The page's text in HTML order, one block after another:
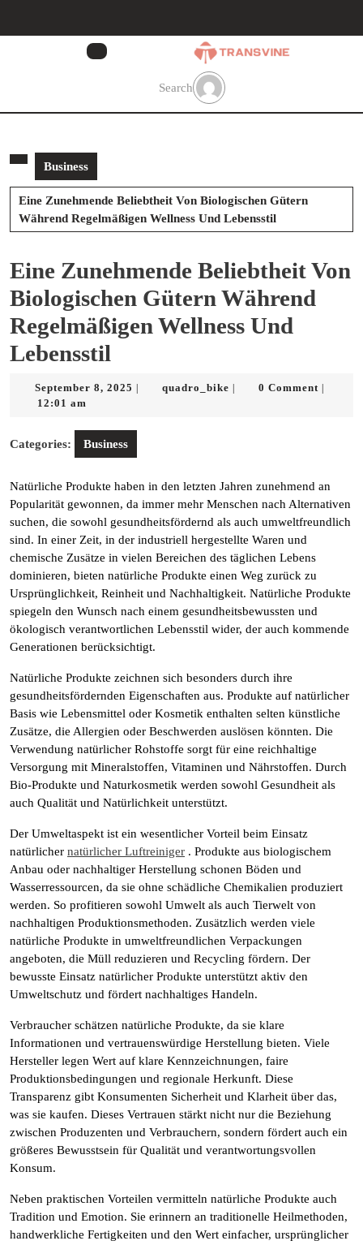
Search
Business
Eine Zunehmende Beliebtheit Von Biologischen Gütern
Während Regelmäßigen Wellness Und Lebensstil
Eine Zunehmende Beliebtheit Von
Biologischen Gütern Während
Regelmäßigen Wellness Und
Lebensstil
September 8, 2025 Septemberquadro_bike quadro_bike
0 Comment
12:01 am
Categories: Business
Natürliche Produkte haben in den letzten Jahren zunehmend an
Popularität gewonnen, da immer mehr Menschen nach Alternativen
suchen, die sowohl gesundheitsfördernd als auch umweltfreundlich
sind. In einer Zeit, in der industriell hergestellte Waren und
chemische Zusätze in vielen Bereichen des täglichen Lebens
dominieren, bieten natürliche Produkte einen Weg zurück zu
Ursprünglichkeit, Reinheit und Nachhaltigkeit. Natürliche Produkte
spiegeln den Wunsch nach einem gesundheitsbewussten und
ökologisch verantwortlichen Lebensstil wider, der auch kommende
Generationen berücksichtigt.
Natürliche Produkte zeichnen sich besonders durch ihre
gesundheitsfördernden Eigenschaften aus. Produkte auf natürlicher
Basis wie Lebensmittel oder Kosmetik enthalten selten künstliche
Zusätze, die Allergien oder Beschwerden auslösen könnten. Die
Verwendung natürlicher Rohstoffe sorgt für eine reichhaltige
Versorgung mit Mineralstoffen, Vitaminen und Nährstoffen. Durch
Bio-Produkte und Naturkosmetik werden sowohl Gesundheit als
auch Qualität und Natürlichkeit unterstützt.
Der Umweltaspekt ist ein wesentlicher Vorteil beim Einsatz
natürlicher natürlicher Luftreiniger . Produkte aus biologischem
Anbau oder nachhaltiger Herstellung schonen Böden und
Wasserressourcen, da sie ohne schädliche Chemikalien produziert
werden. So profitieren sowohl Umwelt als auch Tierwelt von
nachhaltigen Produktionsmethoden. Zusätzlich werden viele
natürliche Produkte in umweltfreundlichen Verpackungen
angeboten, die Müll reduzieren und Recycling fördern. Der
bewusste Einsatz natürlicher Produkte unterstützt aktiv den
Umweltschutz und fördert nachhaltiges Handeln.
Verbraucher schätzen natürliche Produkte, da sie klare
Informationen und vertrauenswürdige Herstellung bieten. Viele
Hersteller legen Wert auf klare Kennzeichnungen, faire
Produktionsbedingungen und regionale Herkunft. Diese
Transparenz gibt Konsumenten Sicherheit und Klarheit über das,
was sie kaufen. Dieses Vertrauen stärkt nicht nur die Beziehung
zwischen Produzenten und Verbrauchern, sondern fördert auch ein
größeres Bewusstsein für Qualität und verantwortungsvollen
Konsum.
Neben praktischen Vorteilen vermitteln natürliche Produkte auch
Tradition und Emotion. Sie erinnern an traditionelle Heilmethoden,
handwerkliche Fertigkeiten und den Wert einfacher, ursprünglicher